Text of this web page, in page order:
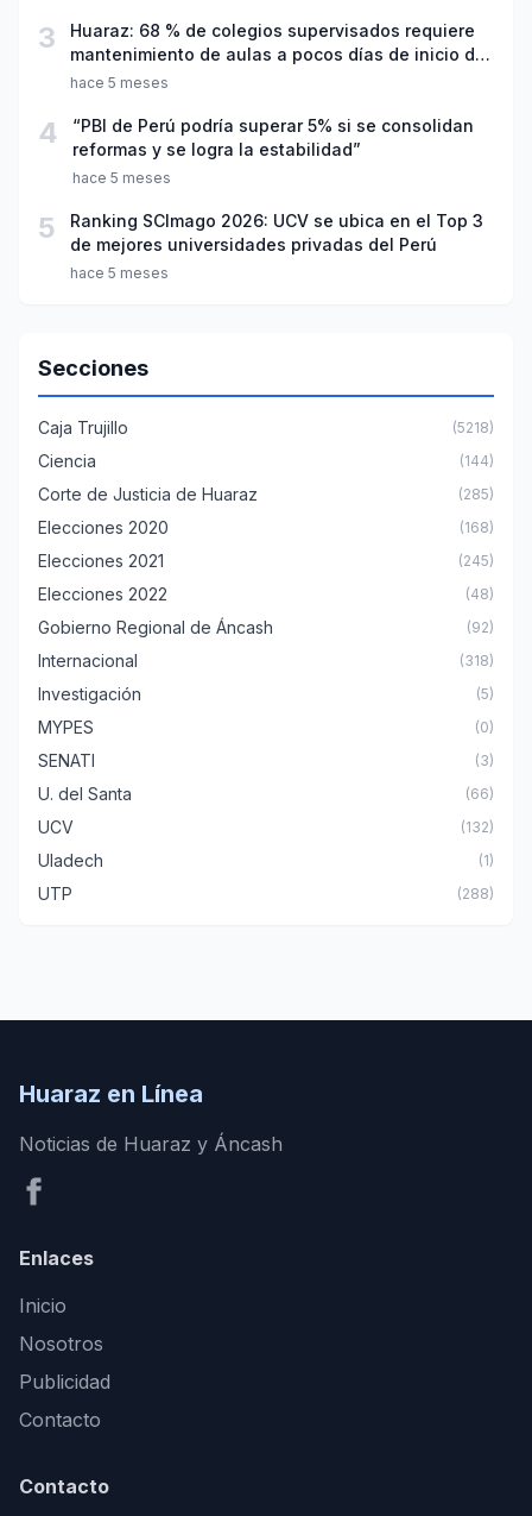
3
Huaraz: 68 % de colegios supervisados requiere
mantenimiento de aulas a pocos días de inicio del
año escolar 2026
hace 5 meses
4
“PBI de Perú podría superar 5% si se consolidan
reformas y se logra la estabilidad”
hace 5 meses
5
Ranking SCImago 2026: UCV se ubica en el Top 3
de mejores universidades privadas del Perú
hace 5 meses
Secciones
Caja Trujillo (5218)
Ciencia (144)
Corte de Justicia de Huaraz (285)
Elecciones 2020 (168)
Elecciones 2021 (245)
Elecciones 2022 (48)
Gobierno Regional de Áncash (92)
Internacional (318)
Investigación (5)
MYPES (0)
SENATI (3)
U. del Santa (66)
UCV (132)
Uladech (1)
UTP (288)
Huaraz en Línea
Noticias de Huaraz y Áncash
Enlaces
Inicio
Nosotros
Publicidad
Contacto
Contacto